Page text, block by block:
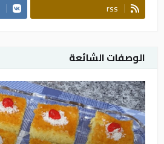
rss
الوصفات الشائعة